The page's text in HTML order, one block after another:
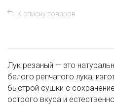
К списку товаров
Лук резаный — это
белого репчатого лука,
быстрой сушки с
острого вкуса и